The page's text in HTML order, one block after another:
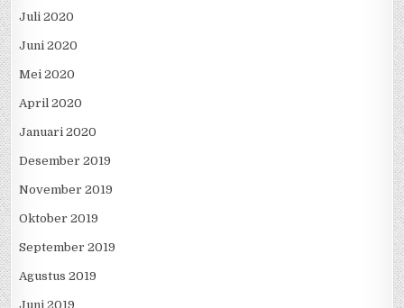
Juli 2020
Juni 2020
Mei 2020
April 2020
Januari 2020
Desember 2019
November 2019
Oktober 2019
September 2019
Agustus 2019
Juni 2019